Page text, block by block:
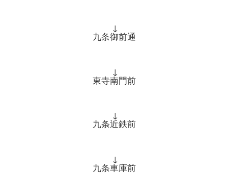
↓
九条御前通
↓
東寺南門前
↓
九条近鉄前
↓
九条車庫前